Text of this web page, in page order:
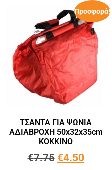
Προσφορά!
ΤΣΑΝΤΑ ΓΙΑ ΨΩΝΙΑ
ΑΔΙΑΒΡΟΧΗ 50x32x35cm
ΚΟΚΚΙΝΟ
€7.75 €4.50